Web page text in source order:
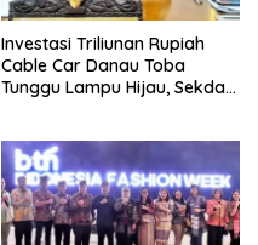
Investasi Triliunan Rupiah
Cable Car Danau Toba
Tunggu Lampu Hijau, Sekda